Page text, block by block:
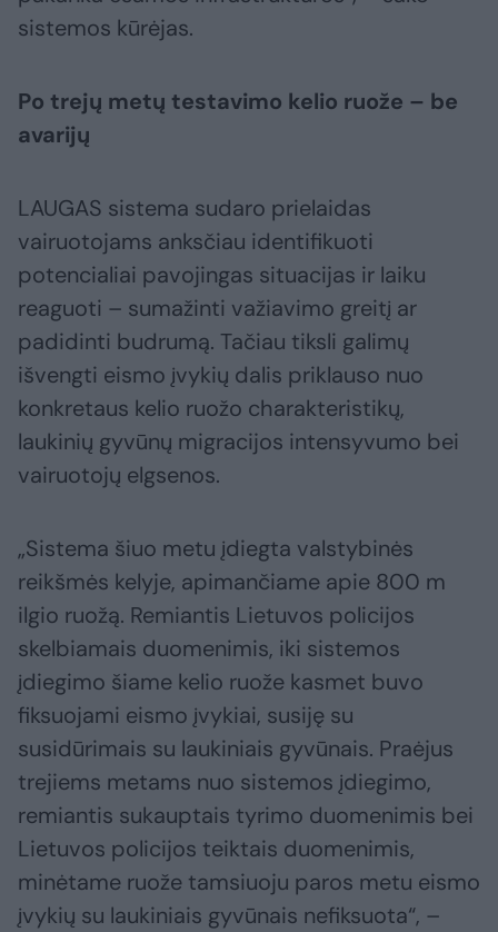
sistemos kūrėjas.
Po trejų metų testavimo kelio ruože – be
avarijų
LAUGAS sistema sudaro prielaidas
vairuotojams anksčiau identifikuoti
potencialiai pavojingas situacijas ir laiku
reaguoti – sumažinti važiavimo greitį ar
padidinti budrumą. Tačiau tiksli galimų
išvengti eismo įvykių dalis priklauso nuo
konkretaus kelio ruožo charakteristikų,
laukinių gyvūnų migracijos intensyvumo bei
vairuotojų elgsenos.
„Sistema šiuo metu įdiegta valstybinės
reikšmės kelyje, apimančiame apie 800 m
ilgio ruožą. Remiantis Lietuvos policijos
skelbiamais duomenimis, iki sistemos
įdiegimo šiame kelio ruože kasmet buvo
fiksuojami eismo įvykiai, susiję su
susidūrimais su laukiniais gyvūnais. Praėjus
trejiems metams nuo sistemos įdiegimo,
remiantis sukauptais tyrimo duomenimis bei
Lietuvos policijos teiktais duomenimis,
minėtame ruože tamsiuoju paros metu eismo
įvykių su laukiniais gyvūnais nefiksuota“, –